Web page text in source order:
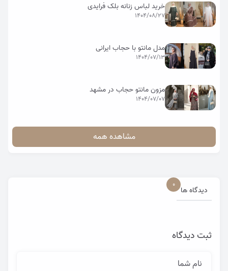
خرید لباس زنانه بلک فرایدی
1404/08/27
مدل مانتو با حجاب ایرانی
1404/07/13
مزون مانتو حجاب در مشهد
1404/07/07
مشاهده همه
دیدگاه ها
0
ثبت دیدگاه
نام شما